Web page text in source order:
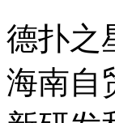
德扑之
海南自